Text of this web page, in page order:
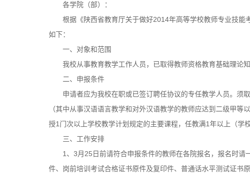
各学院（部）：
根据《陕西省教育厅关于做好2014年高等学校教师专业技
如下：
一、对象和范围
我校从事教育教学工作人员，已取得教师资格教育基础理论
二、申报条件
申请者应为我校在职或已签订聘任协议的专任教学人员。须
（其中从事汉语语言教学和对外汉语教学的教师应达到二级甲
授1门次以上学校教学计划规定的主要课程，任教满1年以上（学
三、工作安排
1、3月25日前请符合申报条件的教师在各院报名，报名时请
件、岗前培训考试合格证书原件及复印件、普通话水平测试证书